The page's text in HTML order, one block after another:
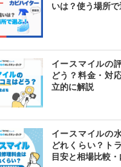
いは？使う場所で
イースマイルの
どう？料金・対
立的に解説
イースマイルの
どれくらい？ト
目安と相場比較